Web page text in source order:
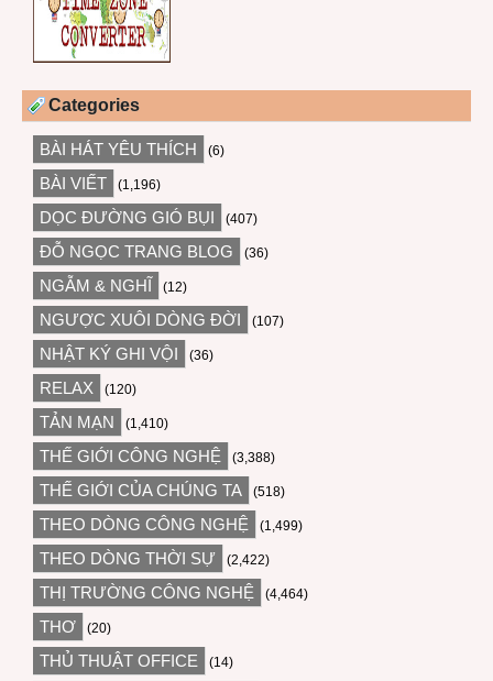
Categories
BÀI HÁT YÊU THÍCH (6)
BÀI VIẾT (1,196)
DỌC ĐƯỜNG GIÓ BỤI (407)
ĐỖ NGỌC TRANG BLOG (36)
NGẪM & NGHĨ (12)
NGƯỢC XUÔI DÒNG ĐỜI (107)
NHẬT KÝ GHI VỘI (36)
RELAX (120)
TẢN MẠN (1,410)
THẾ GIỚI CÔNG NGHỆ (3,388)
THẾ GIỚI CỦA CHÚNG TA (518)
THEO DÒNG CÔNG NGHỆ (1,499)
THEO DÒNG THỜI SỰ (2,422)
THỊ TRƯỜNG CÔNG NGHỆ (4,464)
THƠ (20)
THỦ THUẬT OFFICE (14)